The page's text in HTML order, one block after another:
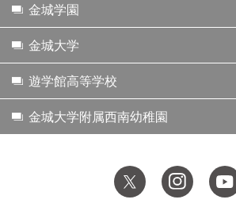
金城学園
金城大学
遊学館高等学校
金城大学附属西南幼稚園